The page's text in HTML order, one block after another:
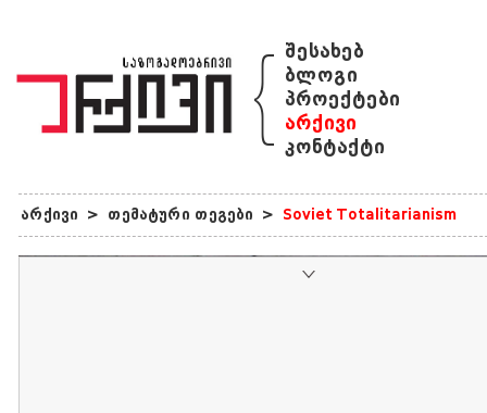
{ შესახებ
ბლოგი
პროექტები
არქივი
კონტაქტი
არქივი > თემატური თეგები > Soviet Totalitarianism